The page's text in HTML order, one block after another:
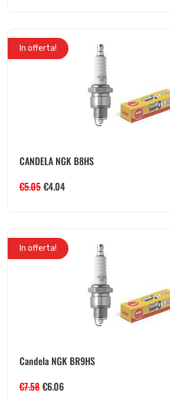
In offerta!
CANDELA NGK B8HS
€5.05 €4.04
In offerta!
Candela NGK BR9HS
€7.58 €6.06